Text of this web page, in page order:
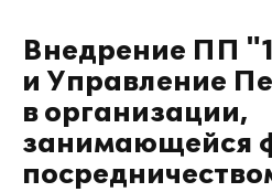
Внедрение ПП
и Управление
в организации,
занимающейся